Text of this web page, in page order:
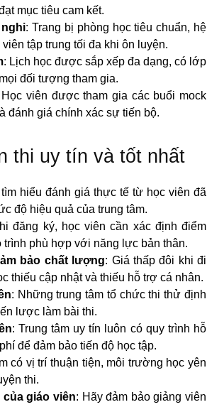
mục tiêu cam kết.
: Trang bị phòng học tiêu chuẩn, hệ
tập trung tối đa khi ôn luyện.
: Lịch học được sắp xếp đa dạng, có lớp
đối tượng tham gia.
Học viên được tham gia các buổi mock
đánh giá chính xác sự tiến bộ.
thi uy tín và tốt nhất
tìm hiểu đánh giá thực tế từ học viên đã
độ hiệu quả của trung tâm.
đăng ký, học viên cần xác định điểm
trình phù hợp với năng lực bản thân.
bảo chất lượng: Giá thấp đôi khi đi
thiếu cập nhật và thiếu hỗ trợ cá nhân.
: Những trung tâm tổ chức thi thử định
lược làm bài thi.
: Trung tâm uy tín luôn có quy trình hỗ
để đảm bảo tiến độ học tập.
có vị trí thuận tiện, môi trường học yên
thi.
giáo viên: Hãy đảm bảo giảng viên